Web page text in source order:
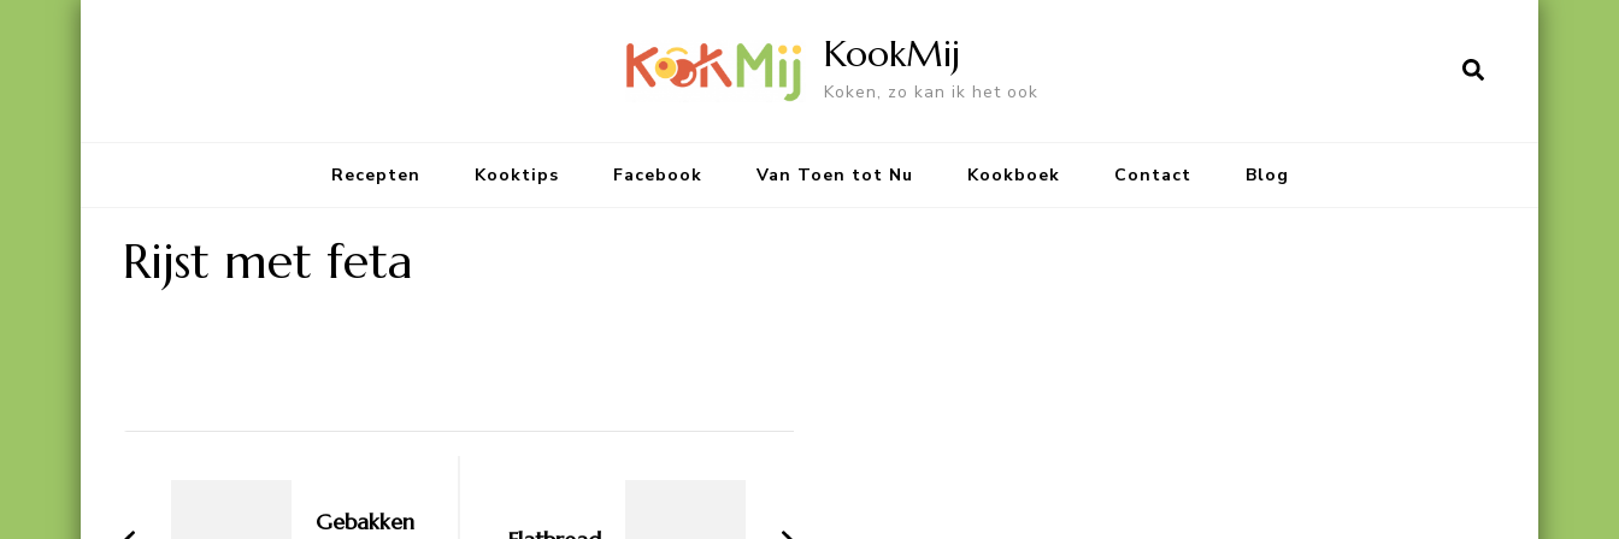
KookMij
Koken, zo kan ik het ook
Recepten Kooktips Facebook Van Toen tot Nu Kookboek Contact Blog
Rijst met feta
Gebakken